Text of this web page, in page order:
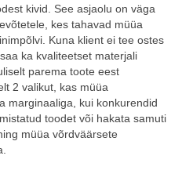
kivid. See asjaolu on väga
kes tahavad müüa
Kuna klient ei tee ostes
ka kvaliteetset materjali
parema toote eest
2 valikut, kas müüa
marginaaliga, kui konkurendid
toodet või hakata samuti
müüa võrdväärsete